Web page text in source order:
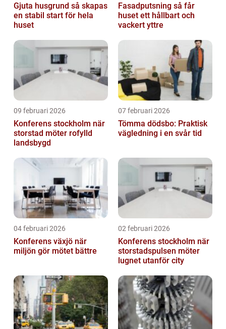
Gjuta husgrund så skapas
en stabil start för hela
huset
Fasadputsning så får
huset ett hållbart och
vackert yttre
09 februari 2026
Konferens stockholm när
storstad möter rofylld
landsbygd
07 februari 2026
Tömma dödsbo: Praktisk
vägledning i en svår tid
04 februari 2026
Konferens växjö när
miljön gör mötet bättre
02 februari 2026
Konferens stockholm när
storstadspulsen möter
lugnet utanför city